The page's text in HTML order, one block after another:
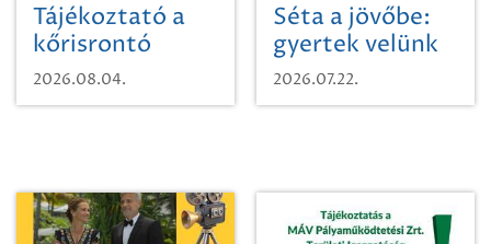
Tájékoztató a
kőrisrontó
karcsúdíszbogárról
2026.08.04.
Séta a jövőbe:
gyertek velünk
egy városi
időutazásra!
2026.07.22.